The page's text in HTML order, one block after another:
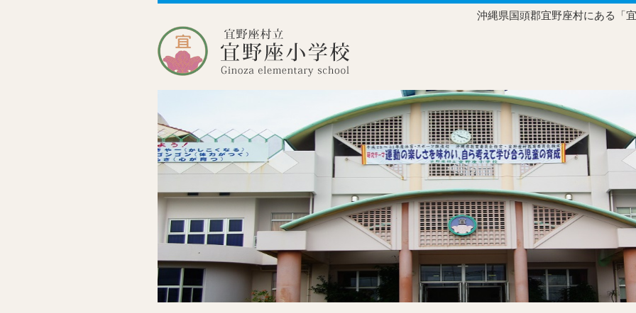
沖縄県国頭郡宜野座村にある「